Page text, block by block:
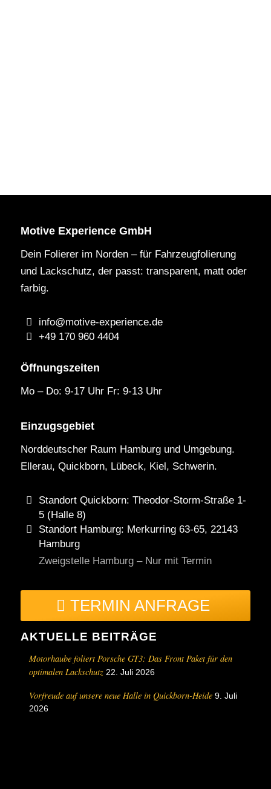
Motive Experience GmbH
Dein Folierer im Norden – für Fahrzeugfolierung
und Lackschutz, der passt: transparent, matt oder
farbig.
info@motive-experience.de
+49 170 960 4404
Öffnungszeiten
Mo – Do: 9-17 Uhr Fr: 9-13 Uhr
Einzugsgebiet
Norddeutscher Raum Hamburg und Umgebung.
Ellerau, Quickborn, Lübeck, Kiel, Schwerin.
Standort Quickborn: Theodor-Storm-Straße 1-
5 (Halle 8)
Standort Hamburg: Merkurring 63-65, 22143
Hamburg
Zweigstelle Hamburg – Nur mit Termin
TERMIN ANFRAGE
AKTUELLE BEITRÄGE
Motorhaube foliert Porsche GT3: Das Front Paket für den
optimalen Lackschutz 22. Juli 2026
Vorfreude auf unsere neue Halle in Quickborn-Heide 9. Juli
2026